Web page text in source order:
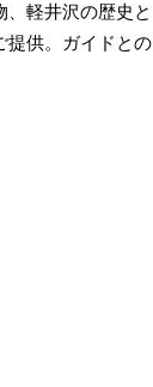
軽井沢の歴史と
提供。ガイドとの